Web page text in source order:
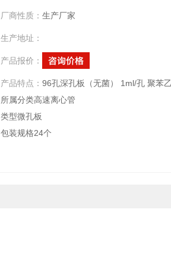
厂商性质： 生产厂家
生产地址：
产品报价：
产品特点： 96孔深孔板（无菌） 1ml/孔 聚苯
所属分类高速离心管
类型微孔板
包装规格24个